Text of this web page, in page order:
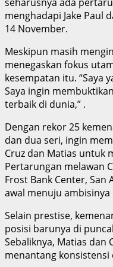
menghadapi Jake Paul
14 November.
Meskipun masih
menegaskan fokus
kesempatan itu. “Saya
Saya ingin
terbaik di dunia,” .
Dengan rekor 25
dan dua seri, ingin
Cruz dan Matias untuk
Pertarungan melawan
Frost Bank Center, San
awal menuju
Selain prestise,
posisi barunya di
Sebaliknya, Matias dan
menantang